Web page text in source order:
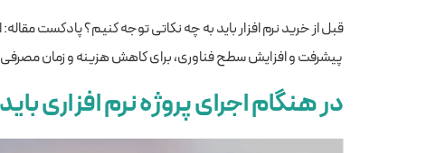
قبل از خرید نرم افزار باید به چه نکاتی توجه کنیم؟ پادکست
پیشرفت و افزایش سطح فناوری، برای کاهش هزینه و زمان
در هنگام اجرای پروژه نرم‌ افزاری